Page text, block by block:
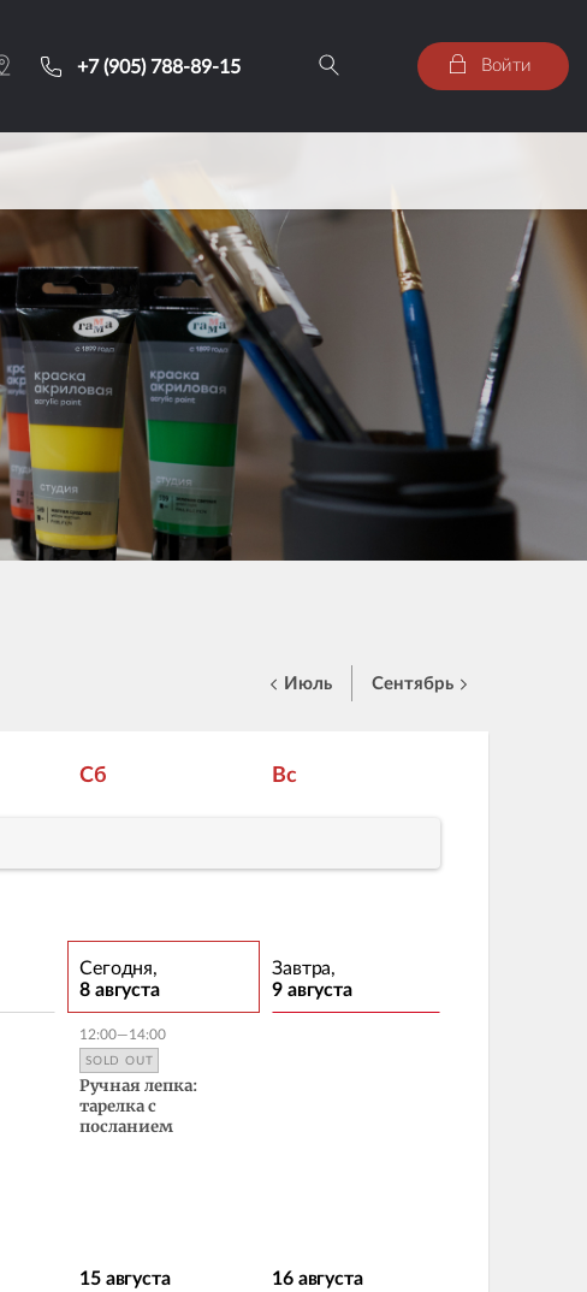
+7 (905) 788-89-15 Войти
Июль Сентябрь
Сб Вс
Сегодня,
8 августа
12:00—14:00
SOLD OUT
Ручная лепка:
тарелка с
посланием
Завтра,
9 августа
15 августа 16 августа